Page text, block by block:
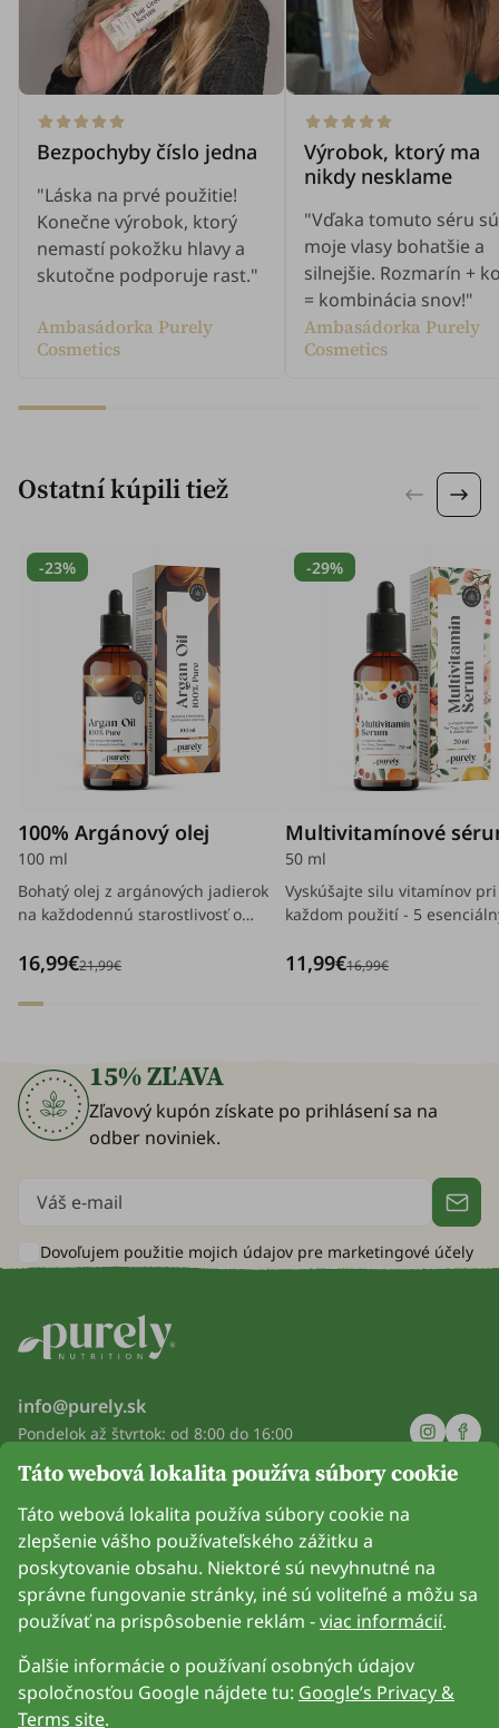
Táto webová lokalita používa súbory cookie
Táto webová lokalita používa súbory cookie na
zlepšenie vášho používateľského zážitku a
poskytovanie obsahu. Niektoré sú nevyhnutné na
správne fungovanie stránky, iné sú voliteľné a môžu sa
používať na prispôsobenie reklám -viac informácií.
Ďalšie informácie o používaní osobných údajov
spoločnosťou Google nájdete tu: Google’s Privacy &
Terms site.
Bezpochyby číslo jedna
"Láska na prvé použitie!
Konečne výrobok, ktorý
nemastí pokožku hlavy a
skutočne podporuje rast."
Ambasádorka Purely
Cosmetics
Výrobok, ktorý ma
nikdy nesklame
"Vďaka tomuto séru sú
moje vlasy bohatšie a
silnejšie. Rozmarín +
= kombinácia snov!"
Ambasádorka Purely
Cosmetics
Ostatní kúpili tiež
-23%
100% Argánový olej
100 ml
Bohatý olej z argánových jadierok
na každodennú starostlivosť o
16,99€21,99€
-29%
Multivitamínové
50 ml
Vyskúšajte silu vitamínov pri
každom použití - 5
pokožky.
11,99€16,99€
15% ZĽAVA
Zľavový kupón získate po prihlásení sa na
odber noviniek.
Dovoľujem použitie mojich údajov pre marketingové účely
info@purely.sk
Pondelok až štvrtok: od 8:00 do 16:00
Informácie
Pripoj sa k nám
Možnosť platby kartou. Zaručená ochrana osobných údajov